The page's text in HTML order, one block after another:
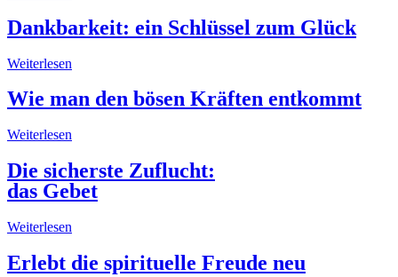
Dankbarkeit: ein Schlüssel zum Glück
Weiterlesen
Wie man den bösen Kräften entkommt
Weiterlesen
Die sicherste Zuflucht:
das Gebet
Weiterlesen
Erlebt die spirituelle Freude neu